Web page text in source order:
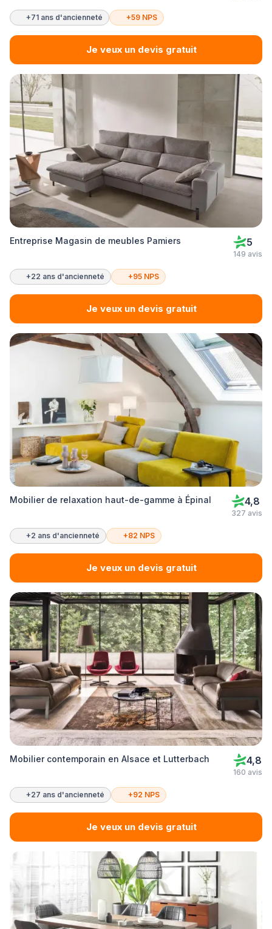
+71 ans d'ancienneté +59 NPS
Je veux un devis gratuit
Entreprise Magasin de meubles Pamiers 5
149 avis
+22 ans d'ancienneté +95 NPS
Je veux un devis gratuit
Mobilier de relaxation haut-de-gamme à Épinal 4,8
327 avis
+2 ans d'ancienneté +82 NPS
Je veux un devis gratuit
Mobilier contemporain en Alsace et Lutterbach 4,8
160 avis
+27 ans d'ancienneté +92 NPS
Je veux un devis gratuit